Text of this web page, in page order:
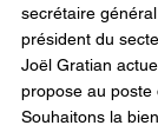
secrétaire
président du
Joël Gratian
propose au poste
Souhaitons la